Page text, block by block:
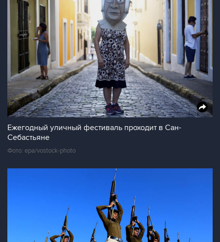
Ежегодный уличный фестиваль проходит в Сан-
Себастьяне
Фото: epa/vostock-photo